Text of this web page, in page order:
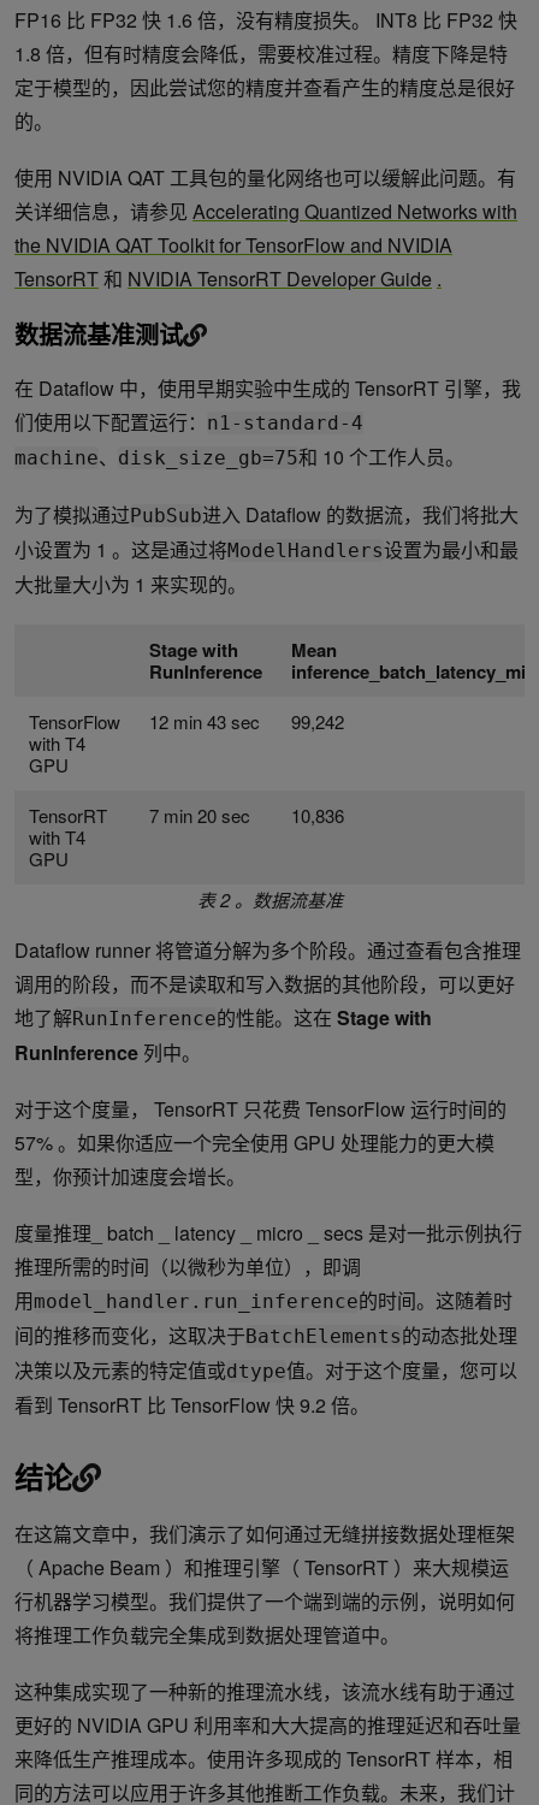
FP16 比 FP32 快 1.6 倍，没有精度损失。 INT8 比 FP32 快
1.8 倍，但有时精度会降低，需要校准过程。精度下降是特
定于模型的，因此尝试您的精度并查看产生的精度总是很好
的。
使用 NVIDIA QAT 工具包的量化网络也可以缓解此问题。有
关详细信息，请参见 Accelerating Quantized Networks with
the NVIDIA QAT Toolkit for TensorFlow and NVIDIA
TensorRT和 NVIDIA TensorRT Developer Guide .
数据流基准测试
在 Dataflow 中，使用早期实验中生成的 TensorRT 引擎，我
们使用以下配置运行：
n1-standard-4
machine、 disk_size_gb=75和 10 个工作人员。
为了模拟通过PubSub进入 Dataflow 的数据流，我们将批大
小设置为 1 。这是通过将ModelHandlers设置为最小和最
大批量大小为 1 来实现的。
Stage with
RunInference
Mean
TensorFlow
with T4
GPU
12 min 43 sec 99,242
TensorRT
with T4
GPU
7 min 20 sec 10,836
表 2 。数据流基准
Dataflow runner 将管道分解为多个阶段。通过查看包含推理
调用的阶段，而不是读取和写入数据的其他阶段，可以更好
地了解RunInference的性能。这在 Stage with
RunInference 列中。
对于这个度量， TensorRT 只花费 TensorFlow 运行时间的
57% 。如果你适应一个完全使用 GPU 处理能力的更大模
型，你预计加速度会增长。
度量推理_ batch _ latency _ micro _ secs 是对一批示例执行
推理所需的时间（以微秒为单位），即调
用model_handler.run_inference的时间。这随着时
间的推移而变化，这取决于BatchElements的动态批处理
决策以及元素的特定值或dtype值。对于这个度量，您可以
看到 TensorRT 比 TensorFlow 快 9.2 倍。
结论
在这篇文章中，我们演示了如何通过无缝拼接数据处理框架
（ Apache Beam ）和推理引擎（ TensorRT ）来大规模运
行机器学习模型。我们提供了一个端到端的示例，说明如何
将推理工作负载完全集成到数据处理管道中。
这种集成实现了一种新的推理流水线，该流水线有助于通过
更好的 NVIDIA GPU 利用率和大大提高的推理延迟和吞吐量
来降低生产推理成本。使用许多现成的 TensorRT 样本，相
同的方法可以应用于许多其他推断工作负载。未来，我们计